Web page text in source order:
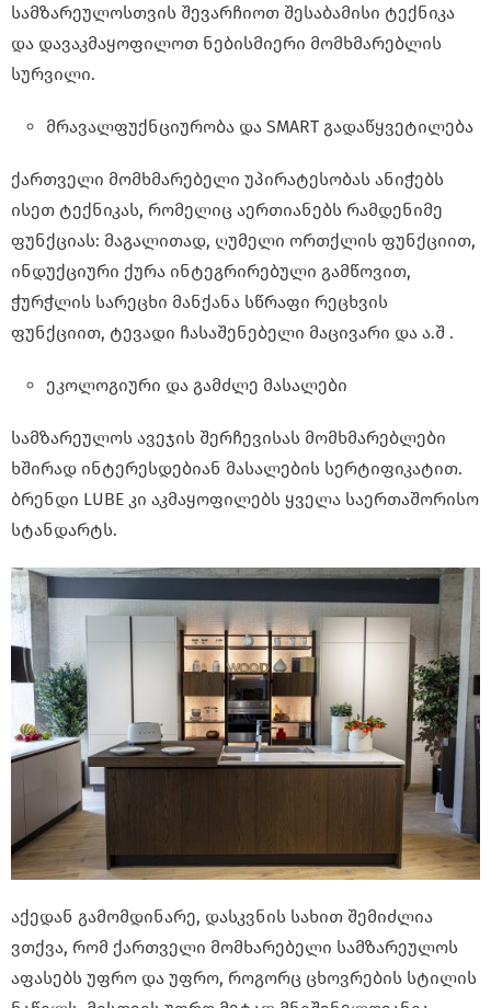
სამზარეულოსთვის შევარჩიოთ შესაბამისი ტექნიკა
და დავაკმაყოფილოთ ნებისმიერი მომხმარებლის
სურვილი.
მრავალფუქნციურობა და SMART გადაწყვეტილება
ქართველი მომხმარებელი უპირატესობას ანიჭებს
ისეთ ტექნიკას, რომელიც აერთიანებს რამდენიმე
ფუნქციას: მაგალითად, ღუმელი ორთქლის ფუნქციით,
ინდუქციური ქურა ინტეგრირებული გამწოვით,
ჭურჭლის სარეცხი მანქანა სწრაფი რეცხვის
ფუნქციით, ტევადი ჩასაშენებელი მაცივარი და ა.შ .
ეკოლოგიური და გამძლე მასალები
სამზარეულოს ავეჯის შერჩევისას მომხმარებლები
ხშირად ინტერესდებიან მასალების სერტიფიკატით.
ბრენდი LUBE კი აკმაყოფილებს ყველა საერთაშორისო
სტანდარტს.
აქედან გამომდინარე, დასკვნის სახით შემიძლია
ვთქვა, რომ ქართველი მომხარებელი სამზარეულოს
აფასებს უფრო და უფრო, როგორც ცხოვრების სტილის